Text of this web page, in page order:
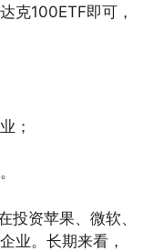
克100ETF即可，
；
投资苹果、微软、
业。长期来看，